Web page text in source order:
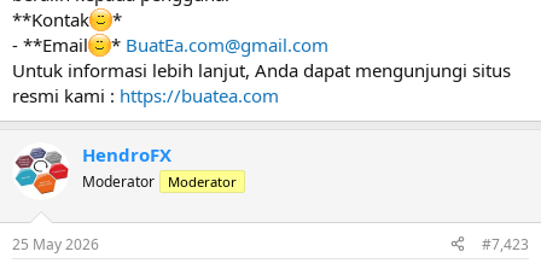
**Kontak
*
- **Email
* BuatEa.com@gmail.com
Untuk informasi lebih lanjut, Anda dapat mengunjungi situs
resmi kami : https://buatea.com
HendroFX
Moderator Moderator
25 May 2026 #7,423